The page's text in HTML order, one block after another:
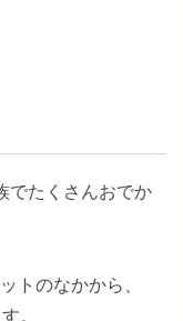
でたくさんおでか
トのなかから、
。